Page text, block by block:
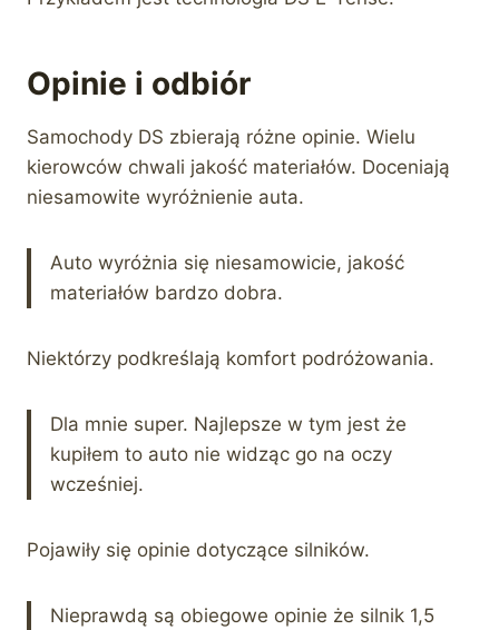
Opinie i odbiór
Samochody DS zbierają różne opinie. Wielu
kierowców chwali jakość materiałów. Doceniają
niesamowite wyróżnienie auta.
Auto wyróżnia się niesamowicie, jakość
materiałów bardzo dobra.
Niektórzy podkreślają komfort podróżowania.
Dla mnie super. Najlepsze w tym jest że
kupiłem to auto nie widząc go na oczy
wcześniej.
Pojawiły się opinie dotyczące silników.
Nieprawdą są obiegowe opinie że silnik 1,5